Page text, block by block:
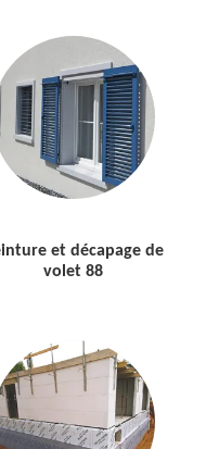
et décapage de
volet 88